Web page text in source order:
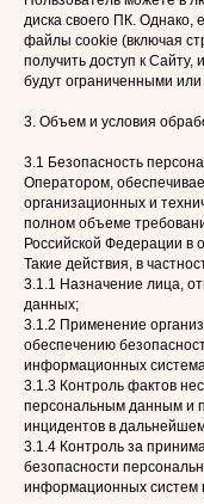
диска своего ПК. Однако,
файлы cookie (включая
получить доступ к Сайту,
будут ограниченными
3. Объем и условия
3.1 Безопасность
Оператором,
организационных и
полном объеме
Российской Федерации в
Такие действия, в
3.1.1 Назначение лица,
данных;
3.1.2 Применение
обеспечению
информационных
3.1.3 Контроль фактов
персональным данным и
инцидентов в
3.1.4 Контроль за
безопасности
информационных систем